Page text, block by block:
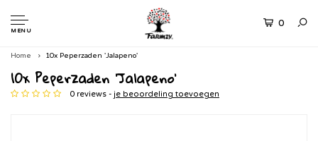
MENU
0
Home 10x Peperzaden 'Jalapeno'
10x Peperzaden 'Jalapeno'
0 reviews - je beoordeling toevoegen